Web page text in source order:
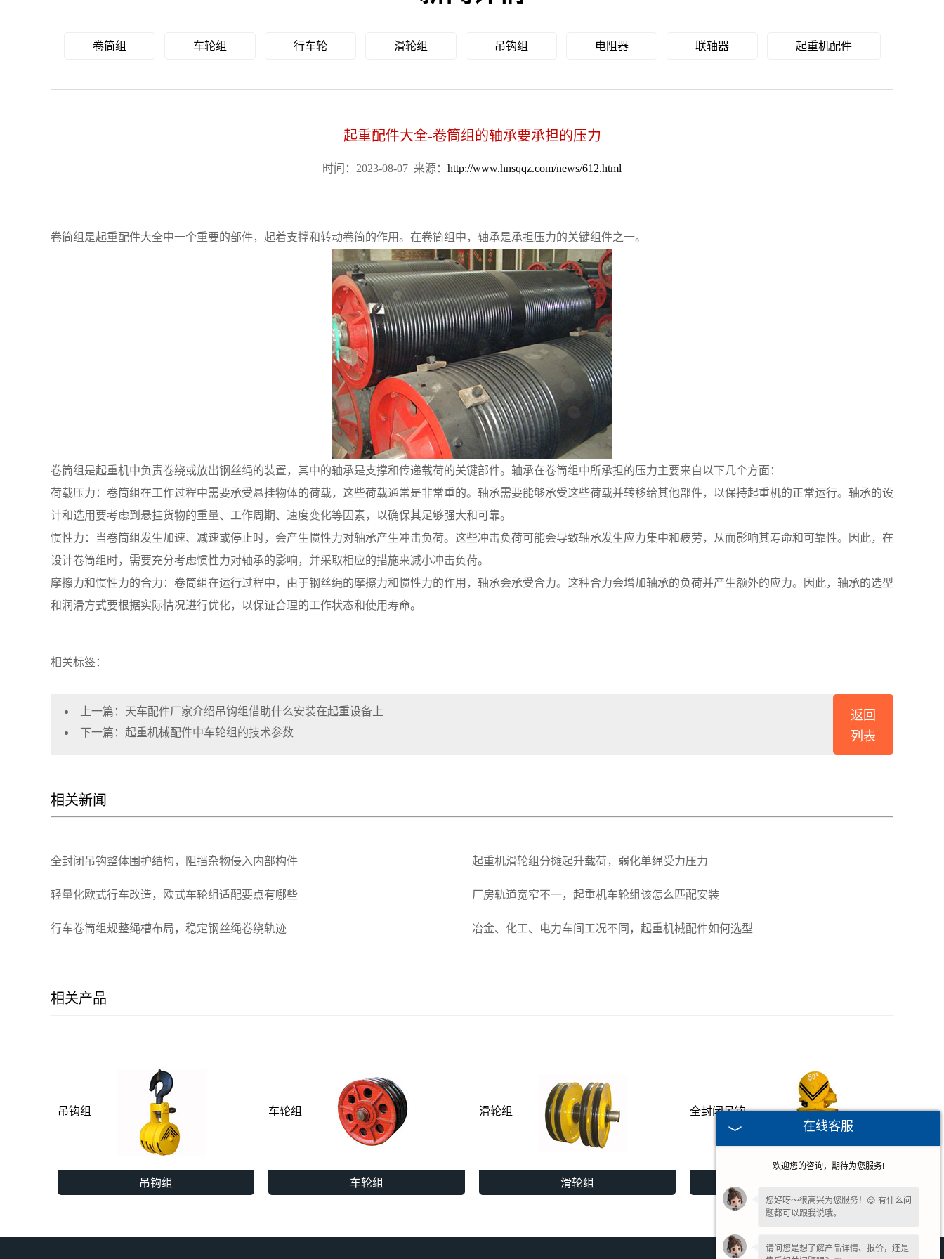
卷筒组 车轮组 行车轮 滑轮组 吊钩组 电阻器 联轴器 起重机配件
起重配件大全-卷筒组的轴承要承担的压力
时间：2023-08-07 来源： http://www.hnsqqz.com/news/612.html
卷筒组是起重配件大全中一个重要的部件，起着支撑和转动卷筒的作用。在卷筒组中，轴承是承担压力的关键组件之一。
卷筒组是起重机中负责卷绕或放出钢丝绳的装置，其中的轴承是支撑和传递载荷的关键部件。轴承在卷筒组中所承担的压力主要来自以下几个方面：
荷载压力：卷筒组在工作过程中需要承受悬挂物体的荷载，这些荷载通常是非常重的。轴承需要能够承受这些荷载并转移给其他部件，以保持起重机的正常运行。轴承的设
计和选用要考虑到悬挂货物的重量、工作周期、速度变化等因素，以确保其足够强大和可靠。
惯性力：当卷筒组发生加速、减速或停止时，会产生惯性力对轴承产生冲击负荷。这些冲击负荷可能会导致轴承发生应力集中和疲劳，从而影响其寿命和可靠性。因此，在
设计卷筒组时，需要充分考虑惯性力对轴承的影响，并采取相应的措施来减小冲击负荷。
摩擦力和惯性力的合力：卷筒组在运行过程中，由于钢丝绳的摩擦力和惯性力的作用，轴承会承受合力。这种合力会增加轴承的负荷并产生额外的应力。因此，轴承的选型
和润滑方式要根据实际情况进行优化，以保证合理的工作状态和使用寿命。
相关标签：
上一篇： 天车配件厂家介绍吊钩组借助什么安装在起重设备上
下一篇： 起重机械配件中车轮组的技术参数
返回
列表
相关新闻
全封闭吊钩整体围护结构，阻挡杂物侵入内部构件 起重机滑轮组分摊起升载荷，弱化单绳受力压力
轻量化欧式行车改造，欧式车轮组适配要点有哪些 厂房轨道宽窄不一，起重机车轮组该怎么匹配安装
行车卷筒组规整绳槽布局，稳定钢丝绳卷绕轨迹 冶金、化工、电力车间工况不同，起重机械配件如何选型
相关产品
吊钩组
吊钩组
车轮组
车轮组
滑轮组
滑轮组
全封闭吊钩
在线客服
欢迎您的咨询，期待为您服务!
您好呀～很高兴为您服务！😊 有什么问
题都可以跟我说哦。
请问您是想了解产品详情、报价，还是